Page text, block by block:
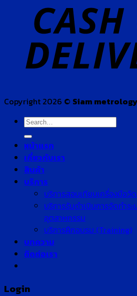
Copyright 2026 © Siam
Search
for:
หน้าแรก
เกี่ยวกับเรา
สินค้า
บริการ
บริการสอบเทียบเครื่องมือวั
บริการรับดำเนินการจัดทำร
อุตสาหกรรม
บริการฝึกอบรม (Training)
บทความ
ติดต่อเรา
Login